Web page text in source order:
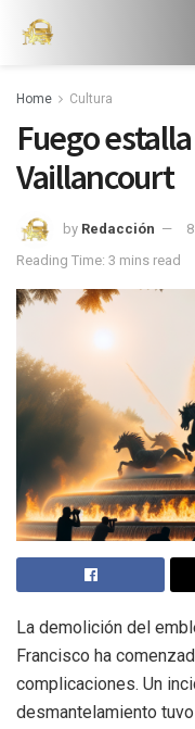
Home Cultura
Fuego
Vaillancourt
by Redacción
Reading Time: 3 mins read
La demolición del
Francisco ha
complicaciones. Un
desmantelamiento